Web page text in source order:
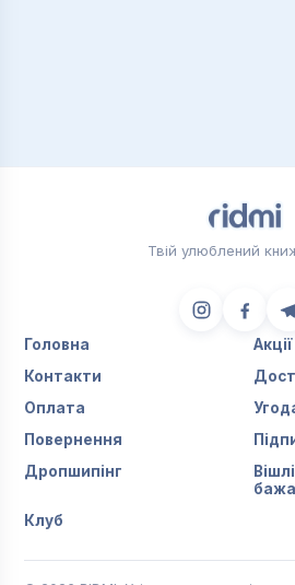
Твій улюблений
Головна
Контакти
Оплата
Повернення
Дропшипінг
Клуб